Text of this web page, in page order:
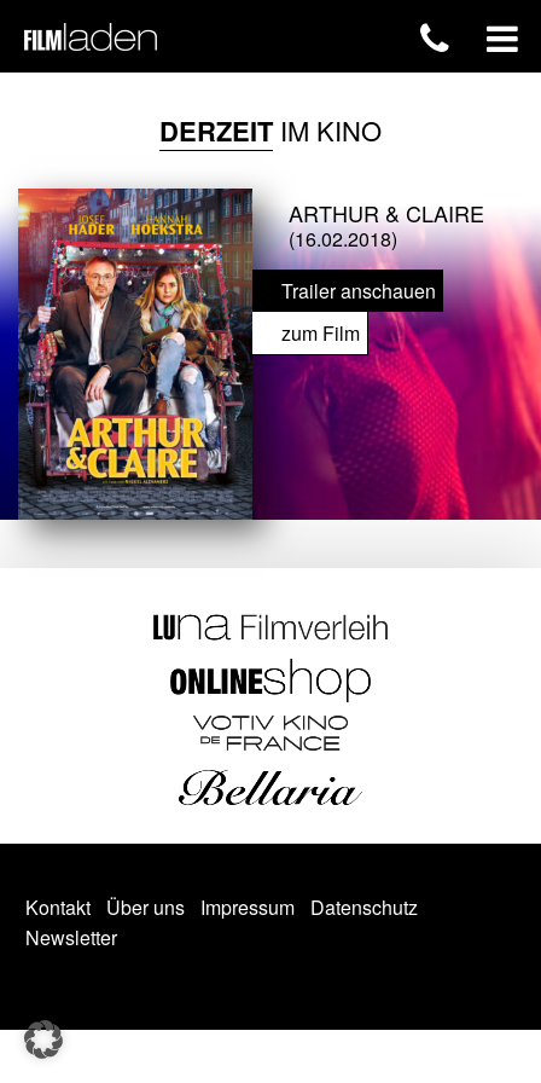
DERZEITIM KINO
ARTHUR & CLAIRE
(16.02.2018)
Trailer anschauen
zum Film
Kontakt Über uns Impressum
Datenschutz
Newsletter